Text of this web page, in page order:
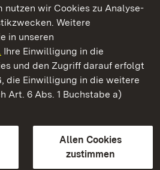
nutzen wir Cookies zu Analyse-
Weitere
in unseren
Ihre Einwilligung in die
und den Zugriff darauf erfolgt
die Einwilligung in die weitere
Art. 6 Abs. 1 Buchstabe a)
Allen Cookies
zustimmen
Gärten Baden-Württemberg
Sprache